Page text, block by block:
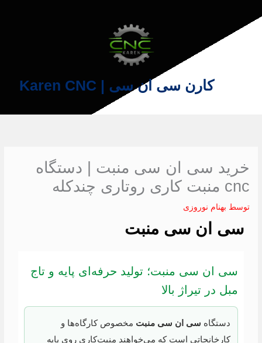
به
کارن سی ان سی | Karen CNC
خرید سی ان سی منبت | دستگاه
cnc منبت کاری روتاری چندکله
توسط بهنام نوروزی
سی ان سی منبت
سی ان سی منبت؛ تولید حرفه‌ای پایه و تاج
مبل در تیراژ بالا
دستگاه سی ان سی منبت مخصوص کارگاه‌ها و
کارخانجاتی است که می‌خواهند منبت‌کاری روی پایه